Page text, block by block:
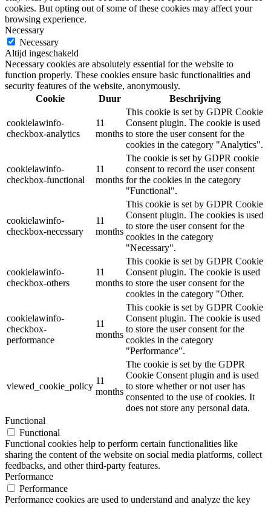
cookies. But opting out of some of these cookies may affect your
browsing experience.
Necessary
Necessary
Altijd ingeschakeld
Necessary cookies are absolutely essential for the website to
function properly. These cookies ensure basic functionalities and
security features of the website, anonymously.
Cookie
Duur Beschrijving
cookielawinfo-
checkbox-analytics
11
months
This cookie is set by GDPR Cookie
Consent plugin. The cookie is used
to store the user consent for the
cookies in the category "Analytics".
cookielawinfo-
checkbox-functional
11
months
The cookie is set by GDPR cookie
consent to record the user consent
for the cookies in the category
"Functional".
cookielawinfo-
checkbox-necessary
11
months
This cookie is set by GDPR Cookie
Consent plugin. The cookies is used
to store the user consent for the
cookies in the category
"Necessary".
cookielawinfo-
checkbox-others
11
months
This cookie is set by GDPR Cookie
Consent plugin. The cookie is used
to store the user consent for the
cookies in the category "Other.
cookielawinfo-
checkbox-
performance
11
months
This cookie is set by GDPR Cookie
Consent plugin. The cookie is used
to store the user consent for the
cookies in the category
"Performance".
viewed_cookie_policy
11
months
The cookie is set by the GDPR
Cookie Consent plugin and is used
to store whether or not user has
consented to the use of cookies. It
does not store any personal data.
Functional
Functional
Functional cookies help to perform certain functionalities like
sharing the content of the website on social media platforms, collect
feedbacks, and other third-party features.
Performance
Performance
Performance cookies are used to understand and analyze the key